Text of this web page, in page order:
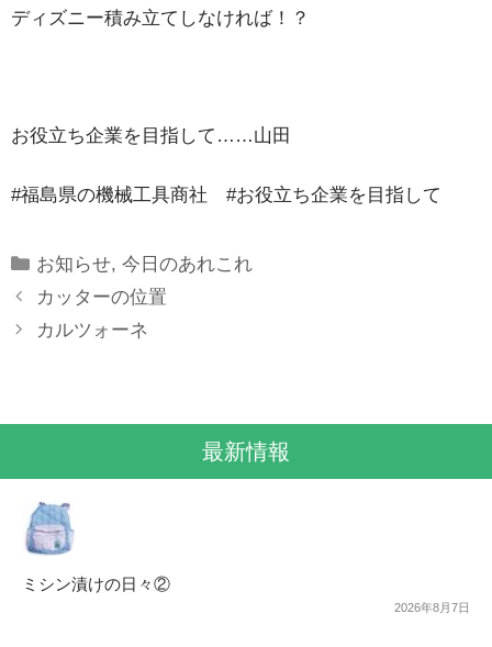
ディズニー積み立てしなければ！？
お役立ち企業を目指して……山田
#福島県の機械工具商社 #お役立ち企業を目指して
Categories
お知らせ,今日のあれこれ
カッターの位置
カルツォーネ
最新情報
ミシン漬けの日々②
2026年8月7日